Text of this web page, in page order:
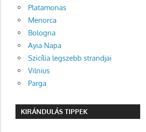
Platamonas
Menorca
Bologna
Ayia Napa
Szicília legszebb strandjai
Vilnius
Parga
KIRÁNDULÁS TIPPEK